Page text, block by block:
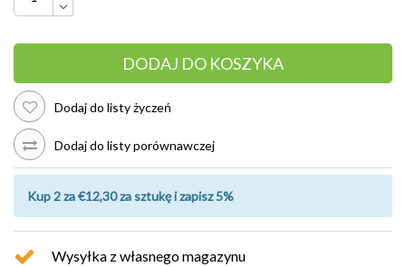
DODAJ DO KOSZYKA
Dodaj do listy życzeń
Dodaj do listy porównawczej
Kup 2 za €12,30 za sztukę i zapisz 5%
Wysyłka z własnego magazynu